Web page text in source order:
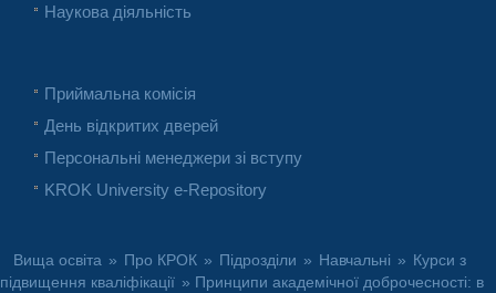
Наукова діяльність
Приймальна комісія
День відкритих дверей
Персональні менеджери зі вступу
KROK University e-Repository
Вища освіта » Про КРОК » Підрозділи » Навчальні » Курси з
підвищення кваліфікації » Принципи академічної доброчесності: в